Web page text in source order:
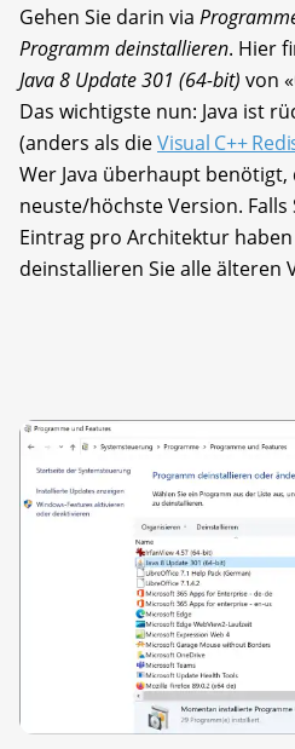
Gehen Sie darin via
Programm deinstallieren. Hier
Java 8 Update 301 (64-bit) von
Das wichtigste nun: Java ist
(anders als dieVisual C++
Wer Java überhaupt
neuste/höchste Version. Falls
Eintrag pro Architektur haben
deinstallieren Sie alle älteren